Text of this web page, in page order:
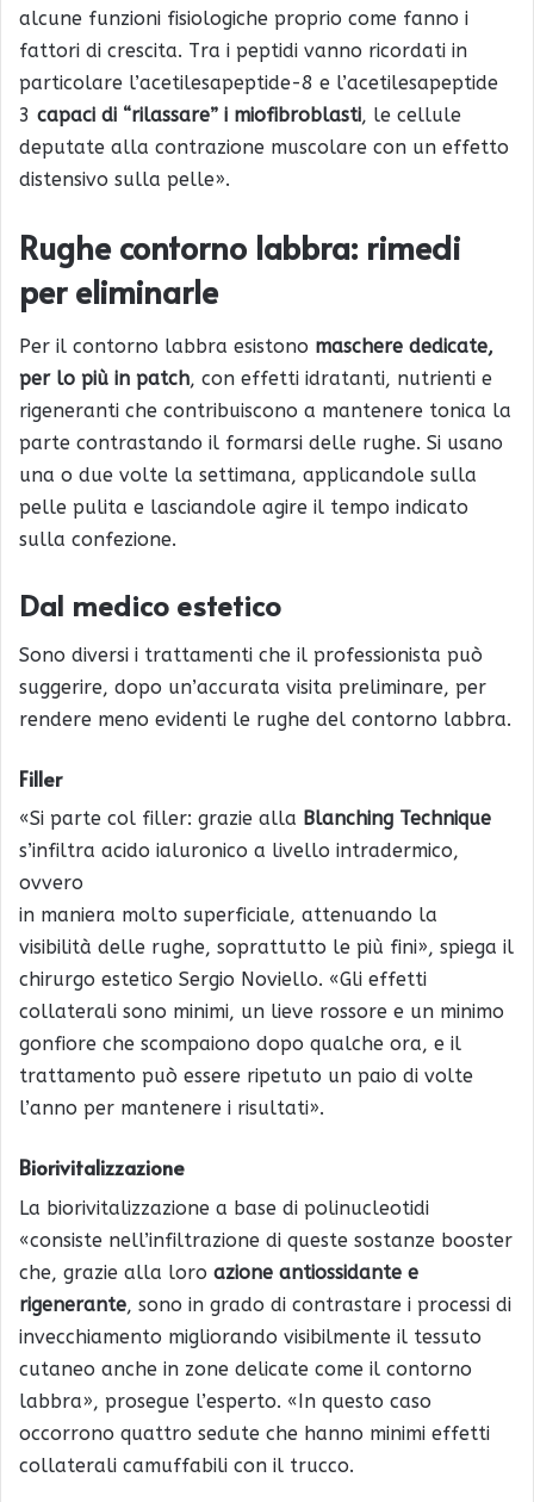
alcune funzioni fisiologiche proprio come fanno i
fattori di crescita. Tra i peptidi vanno ricordati in
particolare l’acetilesapeptide-8 e l’acetilesapeptide
3 capaci di “rilassare” i miofibroblasti, le cellule
deputate alla contrazione muscolare con un effetto
distensivo sulla pelle».
Rughe contorno labbra: rimedi
per eliminarle
Per il contorno labbra esistono maschere dedicate,
per lo più in patch, con effetti idratanti, nutrienti e
rigeneranti che contribuiscono a mantenere tonica la
parte contrastando il formarsi delle rughe. Si usano
una o due volte la settimana, applicandole sulla
pelle pulita e lasciandole agire il tempo indicato
sulla confezione.
Dal medico estetico
Sono diversi i trattamenti che il professionista può
suggerire, dopo un’accurata visita preliminare, per
rendere meno evidenti le rughe del contorno labbra.
Filler
«Si parte col filler: grazie alla Blanching Technique
s’infiltra acido ialuronico a livello intradermico,
ovvero
in maniera molto superficiale, attenuando la
visibilità delle rughe, soprattutto le più fini», spiega il
chirurgo estetico Sergio Noviello. «Gli effetti
collaterali sono minimi, un lieve rossore e un minimo
gonfiore che scompaiono dopo qualche ora, e il
trattamento può essere ripetuto un paio di volte
l’anno per mantenere i risultati».
Biorivitalizzazione
La biorivitalizzazione a base di polinucleotidi
«consiste nell’infiltrazione di queste sostanze booster
che, grazie alla loro azione antiossidante e
rigenerante, sono in grado di contrastare i processi di
invecchiamento migliorando visibilmente il tessuto
cutaneo anche in zone delicate come il contorno
labbra», prosegue l’esperto. «In questo caso
occorrono quattro sedute che hanno minimi effetti
collaterali camuffabili con il trucco.